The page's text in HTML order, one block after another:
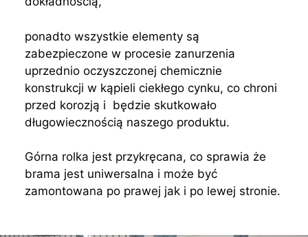
ponadto wszystkie elementy są
zabezpieczone w procesie zanurzenia
uprzednio oczyszczonej chemicznie
konstrukcji w kąpieli ciekłego cynku, co chroni
przed korozją i będzie skutkowało
długowiecznością naszego produktu.
Górna rolka jest przykręcana, co sprawia że
brama jest uniwersalna i może być
zamontowana po prawej jak i po lewej stronie.